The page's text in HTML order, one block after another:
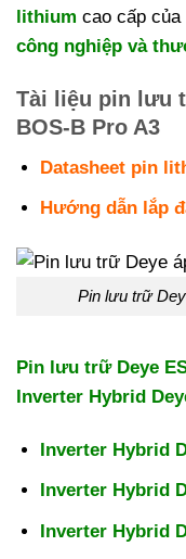
lithium cao cấp của
công nghiệp và
Tài liệu pin lưu
BOS-B Pro A3
Datasheet pin
Hướng dẫn lắp
Pin lưu trữ
Pin lưu trữ Deye
Inverter Hybrid
Inverter Hybrid
Inverter Hybrid
Inverter Hybrid